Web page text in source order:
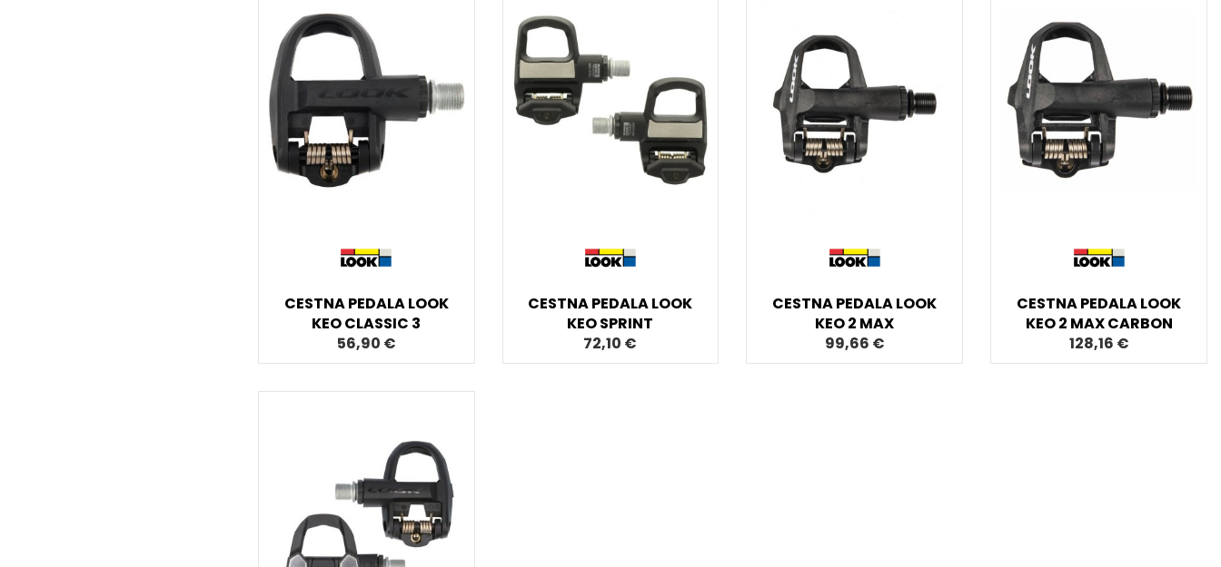
CESTNA PEDALA LOOK
KEO CLASSIC 3
56,90 €
CESTNA PEDALA LOOK
KEO SPRINT
72,10 €
CESTNA PEDALA LOOK
KEO 2 MAX
99,66 €
CESTNA PEDALA LOOK
KEO 2 MAX CARBON
128,16 €